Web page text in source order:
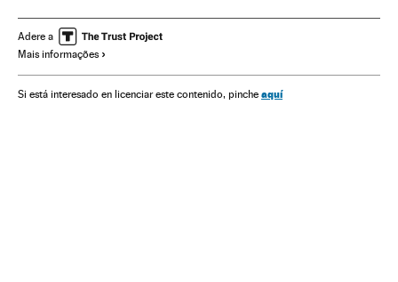
Medios de pago Mercados financeiros
Adere a
Mais informações
Si está interesado en licenciar este contenido, pinche aquí